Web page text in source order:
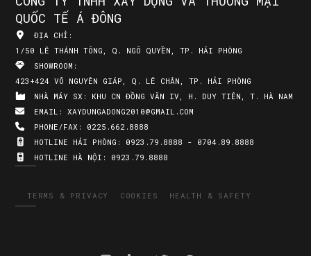
QUỐC TẾ Á ĐÔNG
ĐỊA CHỈ:
1/50 LÊ THÁNH TÔNG, Q. NGÔ QUYỀN, TP. HẢI PHÒNG
SHOWROOM:
423+424 VÕ NGUYÊN GIÁP, Q. LÊ CHÂN, TP. HẢI PHÒNG
NHÀ MÁY SX: KHU CN ĐỒNG VĂN IV, H. DUY TIÊN, T. HÀ NAM
EMAIL: XAYDUNGADONG2010@GMAIL.COM
PHONE/FAX: 0225.662.8888
HOTLINE HẢI PHÒNG: 0923.79.8888 - 0704.89.8888
HOTLINE HÀ NỘI: 0923.79.8888
TERMS & PRIVACY COOKIES HEALTH & SAFETY